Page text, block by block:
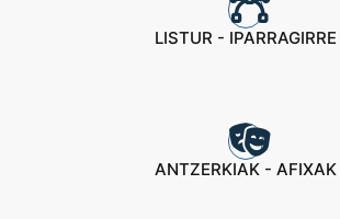
LISTUR - IPARRAGIRRE
ANTZERKIAK - AFIXAK